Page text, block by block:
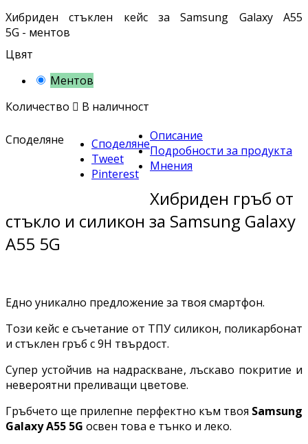
Хибриден стъклен кейс за Samsung Galaxy A55
5G - ментов
Цвят
Ментов
Количество  В наличност
Споделяне
Споделяне
Tweet
Pinterest
Описание
Подробности за продукта
Мнения
Хибриден гръб от
стъкло и силикон за Samsung Galaxy
A55 5G
Едно уникално предложение за твоя смартфон.
Този кейс е съчетание от ТПУ силикон, поликарбонат
и стъклен гръб с 9H твърдост.
Супер устойчив на надраскване, лъскаво покритие и
невероятни преливащи цветове.
Гръбчето ще прилепне перфектно към твоя Samsung
Galaxy A55 5G освен това е тънко и леко.